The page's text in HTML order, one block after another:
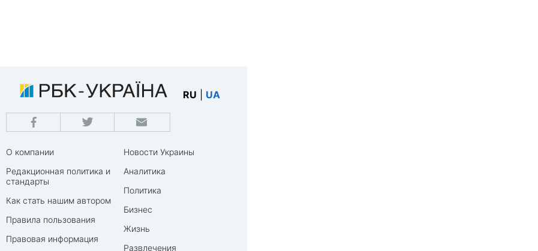
RU UA
О компании
Редакционная политика и
стандарты
Как стать нашим автором
Правила пользования
Правовая информация
Новости Украины
Аналитика
Политика
Бизнес
Жизнь
Развлечения